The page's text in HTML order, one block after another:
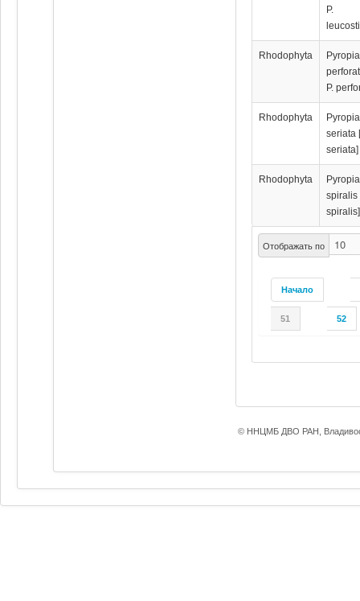
Отображать по
Начало
51 52
P.
Rhodophyta
Pyropia
P.
Rhodophyta
Pyropia
seriata
seriata]
Rhodophyta
Pyropia
spiralis
spiralis]
© ННЦМБ ДВО РАН,